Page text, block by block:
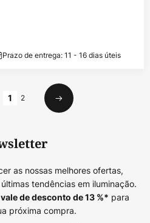
Prazo de entrega: 11 - 16 dias úteis
1 2
Seguinte
as nossas melhores ofertas,
tendências em iluminação.
vale de desconto de13%* para
próxima compra.